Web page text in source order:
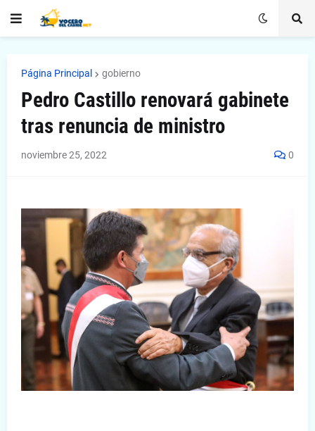
Página Principal gobierno
Pedro Castillo renovará gabinete
tras renuncia de ministro
noviembre 25, 2022 0